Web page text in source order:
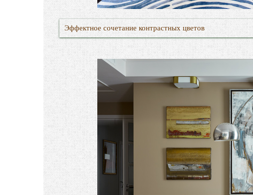
Эффектное сочетание контрастных цветов